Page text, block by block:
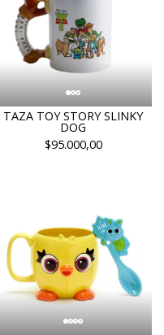
TAZA TOY STORY SLINKY
DOG
$95.000,00